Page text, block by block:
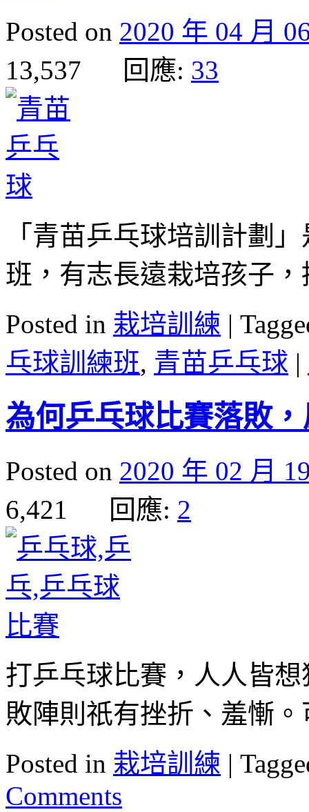
Posted on 2020 年 04 月
13,537 回應: 33
「青苗乒乓球培訓計劃
班，有志長遠栽培孩子
Posted in 栽培訓練 |
乓球訓練班, 青苗乒乓球 |
為何乒乓球比賽落敗
Posted on 2020 年 02 月
6,421 回應: 2
打乒乓球比賽，人人皆
敗陣則祇有挫折、羞慚
Posted in 栽培訓練 |
Comments